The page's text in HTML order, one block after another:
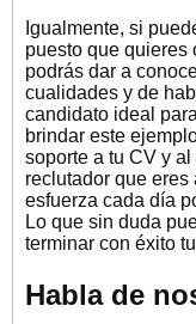
Igualmente, si
puesto que quieres
podrás dar a
cualidades y de
candidato ideal
brindar este
soporte a tu CV y
reclutador que
esfuerza cada día
Lo que sin duda
terminar con éxito
Habla de